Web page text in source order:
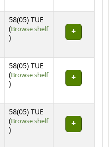
58(05) TUE
(Browse shelf
(Opens below)
)
58(05) TUE
(Browse shelf
(Opens below)
)
58(05) TUE
(Browse shelf
(Opens below)
)